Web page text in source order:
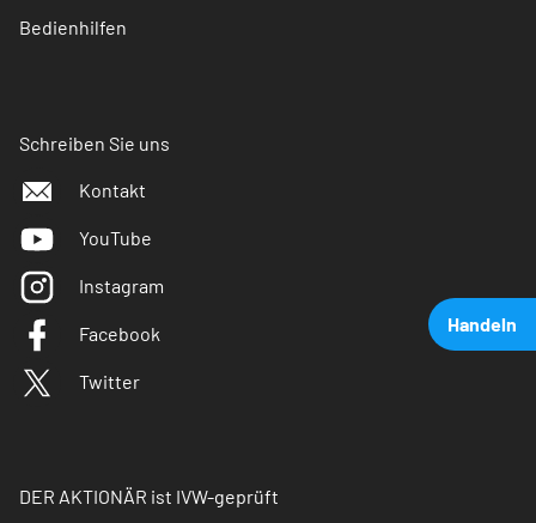
Handeln
Bedienhilfen
Schreiben Sie uns
Kontakt
YouTube
Instagram
Facebook
Twitter
DER AKTIONÄR ist IVW-geprüft